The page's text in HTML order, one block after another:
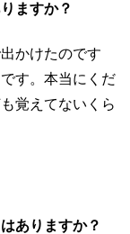
ますか？
かけたのです
す。本当にくだ
覚えてないくら
ありますか？